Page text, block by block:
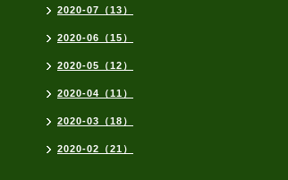
2020-07（13）
2020-06（15）
2020-05（12）
2020-04（11）
2020-03（18）
2020-02（21）